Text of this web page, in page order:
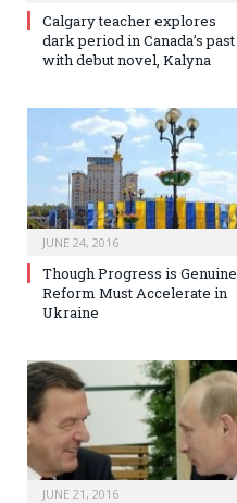
Calgary teacher explores
dark period in Canada’s past
with debut novel, Kalyna
JUNE 24, 2016
Though Progress is Genuine,
Reform Must Accelerate in
Ukraine
JUNE 21, 2016